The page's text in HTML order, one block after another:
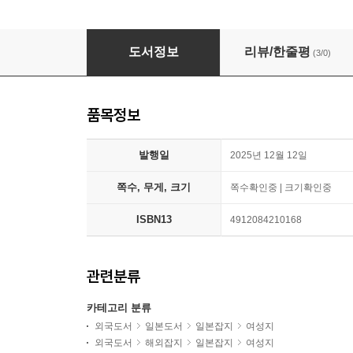
mini(ミニ) 2026年1月號
도서정보 리뷰/한줄평 (3/0)
품목정보
발행일 2025년 12월 12일
쪽수, 무게, 크기 쪽수확인중 | 크기확인중
ISBN13 4912084210168
관련분류
카테고리 분류
외국도서 일본도서 일본잡지
여성지
외국도서
해외잡지 일본잡지
여성지